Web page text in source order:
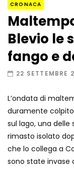
Un
CRONACA
Blevio le
fango e
22 SETTEMBRE
L’ondata di
duramente
sul lago, una
rimasto isolato
che lo collega a
sono state invase